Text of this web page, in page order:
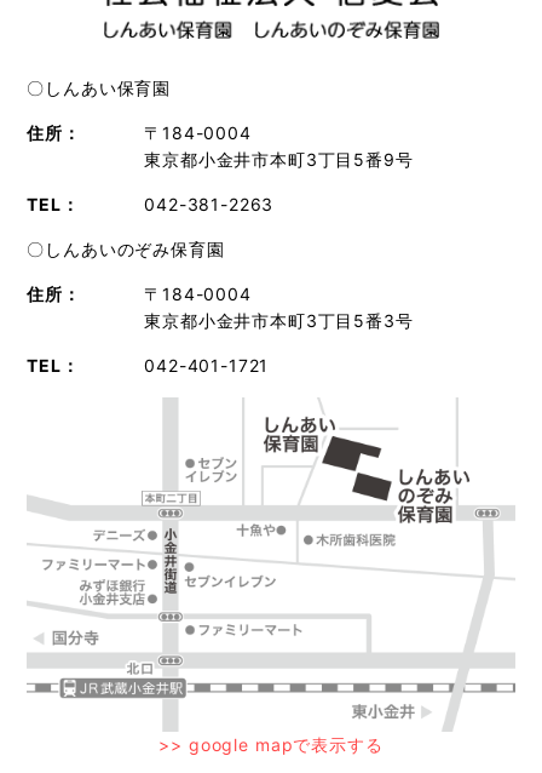
2016.5.27 平成28年度 第一回理事会 開催
2016.4.12 新年度挨拶
〇しんあい保育園
住所：
〒184-0004
東京都小金井市本町3丁目5番9号
TEL： 042-381-2263
〇しんあいのぞみ保育園
住所：
〒184-0004
東京都小金井市本町3丁目5番3号
TEL： 042-401-1721
>> google mapで表示する